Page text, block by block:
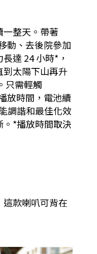
整天。帶著
動、去後院參加
達 24 小時*，
太陽下山再升
只需輕觸
放時間，電池續
調諧和最佳化效
*播放時間取決
款喇叭可背在